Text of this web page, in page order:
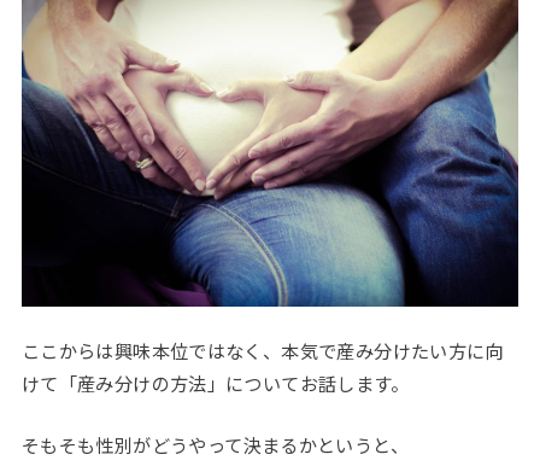
ここからは興味本位ではなく、本気で産み分けたい方に向
けて「産み分けの方法」についてお話します。
そもそも性別がどうやって決まるかというと、